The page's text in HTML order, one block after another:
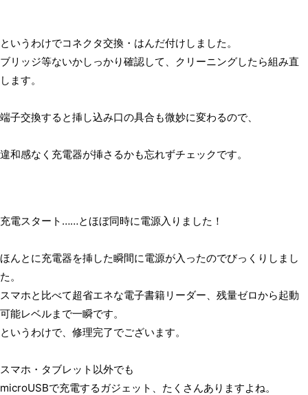
というわけでコネクタ交換・はんだ付けしました。
ブリッジ等ないかしっかり確認して、クリーニングしたら組み直
します。
端子交換すると挿し込み口の具合も微妙に変わるので、
違和感なく充電器が挿さるかも忘れずチェックです。
充電スタート……とほぼ同時に電源入りました！
ほんとに充電器を挿した瞬間に電源が入ったのでびっくりしまし
た。
スマホと比べて超省エネな電子書籍リーダー、残量ゼロから起動
可能レベルまで一瞬です。
というわけで、修理完了でございます。
スマホ・タブレット以外でも
microUSBで充電するガジェット、たくさんありますよね。